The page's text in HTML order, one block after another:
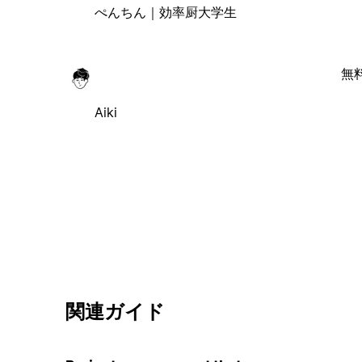
ぺんちん｜効率厨大学生
Aiki
無
関連ガイド